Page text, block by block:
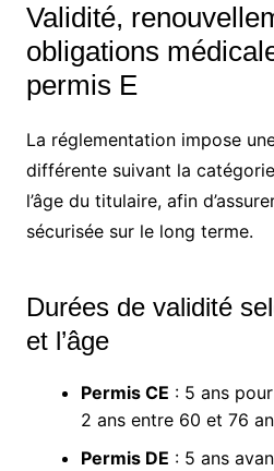
Validité,
obligations
permis E
La réglementation impose
différente suivant la
l’âge du titulaire, afin
sécurisée sur le long terme.
Durées de validité
et l’âge
Permis CE : 5 ans
2 ans entre 60 et 76
Permis DE : 5 ans